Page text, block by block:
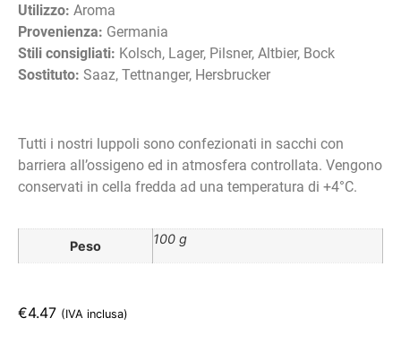
Utilizzo: Aroma
Provenienza: Germania
Stili consigliati: Kolsch, Lager, Pilsner, Altbier, Bock
Sostituto: Saaz, Tettnanger, Hersbrucker
Tutti i nostri luppoli sono confezionati in sacchi con
barriera all’ossigeno ed in atmosfera controllata. Vengono
conservati in cella fredda ad una temperatura di +4°C.
Peso 100 g
€4.47 (IVA inclusa)